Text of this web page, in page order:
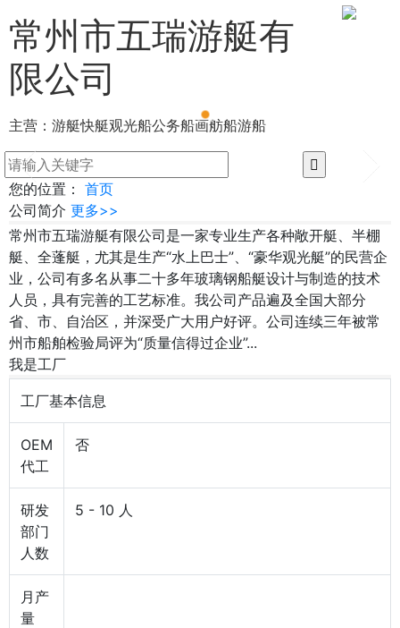
常州市五瑞游艇有
限公司
主营： 游艇快艇观光船公务船画舫船游船
您的位置： 首页
公司简介 更多>>
常州市五瑞游艇有限公司是一家专业生产各种敞开艇、半棚
艇、全蓬艇，尤其是生产“水上巴士”、“豪华观光艇”的民营企
业，公司有多名从事二十多年玻璃钢船艇设计与制造的技术
人员，具有完善的工艺标准。我公司产品遍及全国大部分
省、市、自治区，并深受广大用户好评。公司连续三年被常
州市船舶检验局评为“质量信得过企业”...
我是工厂
工厂基本信息
OEM
代工
否
研发
部门
人数
5 - 10 人
月产
量